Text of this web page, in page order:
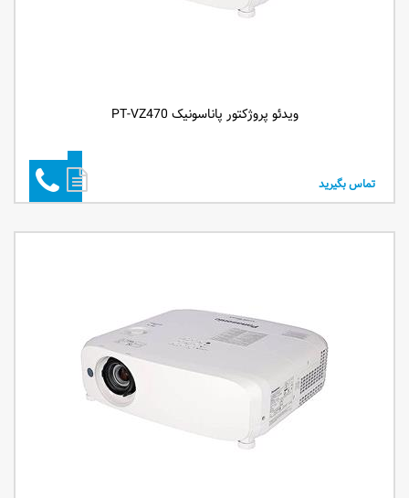
ویدئو پروژکتور پاناسونیک PT-VZ470
تماس بگیرید